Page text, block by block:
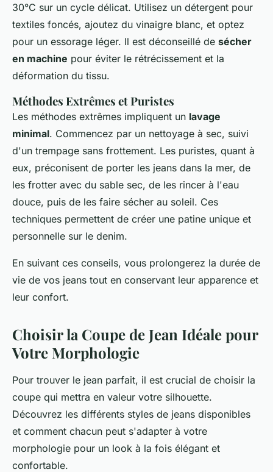
30°C sur un cycle délicat. Utilisez un détergent pour
textiles foncés, ajoutez du vinaigre blanc, et optez
pour un essorage léger. Il est déconseillé de sécher
en machine pour éviter le rétrécissement et la
déformation du tissu.
Méthodes Extrêmes et Puristes
Les méthodes extrêmes impliquent un lavage
minimal. Commencez par un nettoyage à sec, suivi
d'un trempage sans frottement. Les puristes, quant à
eux, préconisent de porter les jeans dans la mer, de
les frotter avec du sable sec, de les rincer à l'eau
douce, puis de les faire sécher au soleil. Ces
techniques permettent de créer une patine unique et
personnelle sur le denim.
En suivant ces conseils, vous prolongerez la durée de
vie de vos jeans tout en conservant leur apparence et
leur confort.
Choisir la Coupe de Jean Idéale pour
Votre Morphologie
Pour trouver le jean parfait, il est crucial de choisir la
coupe qui mettra en valeur votre silhouette.
Découvrez les différents styles de jeans disponibles
et comment chacun peut s'adapter à votre
morphologie pour un look à la fois élégant et
confortable.